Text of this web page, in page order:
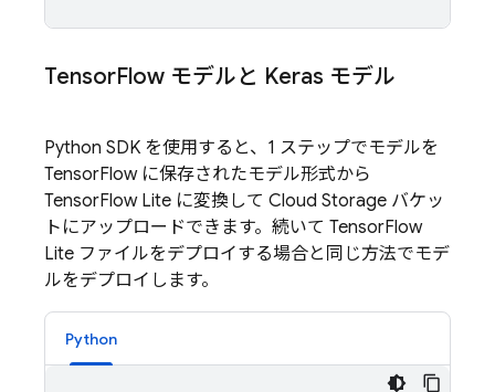
TensorFlow モデルと Keras モデル
Python SDK を使用すると、1 ステップでモデルを
TensorFlow に保存されたモデル形式から
TensorFlow Lite に変換して Cloud Storage バケッ
トにアップロードできます。続いて TensorFlow
Lite ファイルをデプロイする場合と同じ方法でモデ
ルをデプロイします。
Python